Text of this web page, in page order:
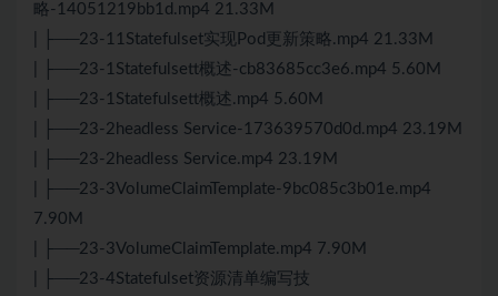
略-14051219bb1d.mp4 21.33M
| ├──23-11Statefulset实现Pod更新策略.mp4 21.33M
| ├──23-1Statefulsett概述-cb83685cc3e6.mp4 5.60M
| ├──23-1Statefulsett概述.mp4 5.60M
| ├──23-2headless Service-173639570d0d.mp4 23.19M
| ├──23-2headless Service.mp4 23.19M
| ├──23-3VolumeClaimTemplate-9bc085c3b01e.mp4
7.90M
| ├──23-3VolumeClaimTemplate.mp4 7.90M
| ├──23-4Statefulset资源清单编写技